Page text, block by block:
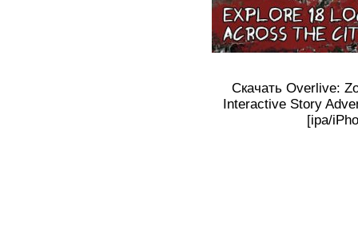
Скачать Overlive:
Interactive Story
[ipa/